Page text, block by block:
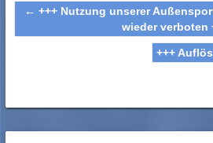
← +++ Nutzung unserer
wieder verboten
+++